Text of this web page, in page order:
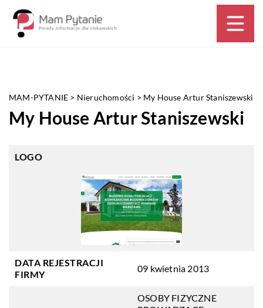
MAM-PYTANIE > Nieruchomości > My House Artur Staniszewski
My House Artur Staniszewski
LOGO
DATA REJESTRACJI
FIRMY
09 kwietnia 2013
OSOBY FIZYCZNE